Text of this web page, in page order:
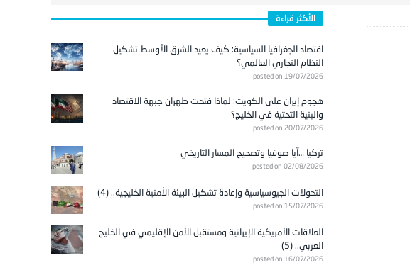
الأكثر قراءة
اقتصاد الجغرافيا السياسية: كيف يعيد الشرق الأوسط تشكيل
النظام التجاري العالمي؟
posted on 19/07/2026
هجوم إيران على الكويت: لماذا فتحت طهران جبهة الاقتصاد
والبنية التحتية في الخليج؟
posted on 20/07/2026
تركيا …آيا صوفيا وتصحيح المسار التاريخي
posted on 02/08/2026
التحولات الجيوسياسية وإعادة تشكيل البيئة الأمنية الخليجية.. (4)
posted on 15/07/2026
العلاقات الأمريكية الإيرانية ومستقبل الأمن الإقليمي في الخليج
العربي.. (5)
posted on 16/07/2026